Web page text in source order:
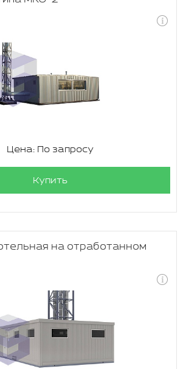
Цена: По запросу
Купить
на отработанном